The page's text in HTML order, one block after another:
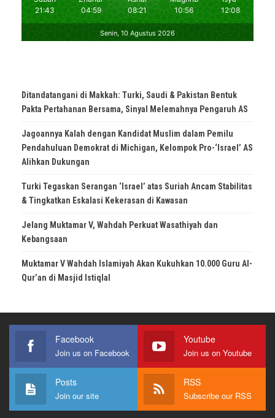
Ditandatangani di Makkah: Turki, Saudi & Pakistan Bentuk
Pakta Pertahanan Bersama, Sinyal Melemahnya Pengaruh AS
Jagoannya Kalah dengan Kandidat Muslim dalam Pemilu
Pendahuluan Demokrat di Michigan, Kelompok Pro-‘Israel’ AS
Alihkan Dukungan
Turki Tegaskan Serangan ‘Israel’ atas Suriah Ancam Stabilitas
& Tingkatkan Eskalasi Kekerasan di Kawasan
Jelang Muktamar V, Wahdah Perkuat Wasathiyah dan
Kebangsaan
Muktamar V Wahdah Islamiyah Akan Kukuhkan 10.000 Guru Al-
Qur’an di Masjid Istiqlal
Facebook
Join us on Facebook
Youtube
Join us on Youtube
Posts
Join our site
RSS
Subscribe our RSS